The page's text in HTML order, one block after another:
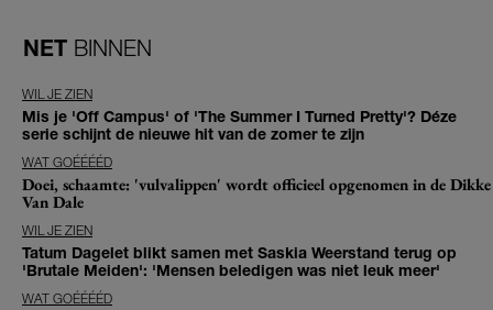
NET BINNEN
WIL JE ZIEN
Mis je 'Off Campus' of 'The Summer I Turned Pretty'? Déze
serie schijnt de nieuwe hit van de zomer te zijn
WAT GOÉÉÉÉD
Doei, schaamte: 'vulvalippen' wordt officieel opgenomen in de Dikke
Van Dale
WIL JE ZIEN
Tatum Dagelet blikt samen met Saskia Weerstand terug op
'Brutale Meiden': 'Mensen beledigen was niet leuk meer'
WAT GOÉÉÉÉD